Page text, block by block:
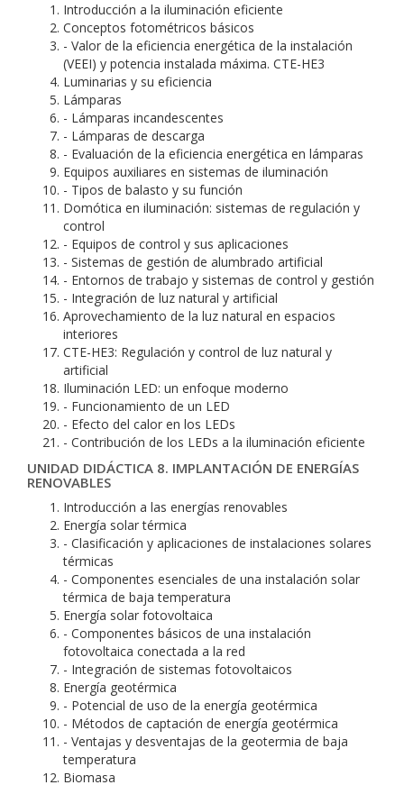
Introducción a la iluminación eficiente
Conceptos fotométricos básicos
- Valor de la eficiencia energética de la instalación
(VEEI) y potencia instalada máxima. CTE-HE3
Luminarias y su eficiencia
Lámparas
- Lámparas incandescentes
- Lámparas de descarga
- Evaluación de la eficiencia energética en lámparas
Equipos auxiliares en sistemas de iluminación
- Tipos de balasto y su función
Domótica en iluminación: sistemas de regulación y
control
- Equipos de control y sus aplicaciones
- Sistemas de gestión de alumbrado artificial
- Entornos de trabajo y sistemas de control y gestión
- Integración de luz natural y artificial
Aprovechamiento de la luz natural en espacios
interiores
CTE-HE3: Regulación y control de luz natural y
artificial
Iluminación LED: un enfoque moderno
- Funcionamiento de un LED
- Efecto del calor en los LEDs
- Contribución de los LEDs a la iluminación eficiente
UNIDAD DIDÁCTICA 8. IMPLANTACIÓN DE ENERGÍAS
RENOVABLES
Introducción a las energías renovables
Energía solar térmica
- Clasificación y aplicaciones de instalaciones solares
térmicas
- Componentes esenciales de una instalación solar
térmica de baja temperatura
Energía solar fotovoltaica
- Componentes básicos de una instalación
fotovoltaica conectada a la red
- Integración de sistemas fotovoltaicos
Energía geotérmica
- Potencial de uso de la energía geotérmica
- Métodos de captación de energía geotérmica
- Ventajas y desventajas de la geotermia de baja
temperatura
Biomasa